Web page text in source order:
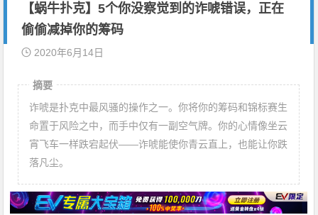
【蜗牛扑克】5个你没察觉到的诈唬错误，正在
偷偷减掉你的筹码
2020年6月14日
摘要
诈唬是扑克中最风骚的操作之一。你将你的筹码和锦标赛生
命置于风险之中，而手中仅有一副空气牌。你的心情像坐云
宵飞车一样跌宕起伏——诈唬能使你青云直上，也能让你跌
落凡尘。